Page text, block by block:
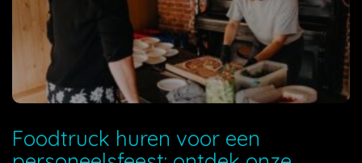
Foodtruck huren voor een